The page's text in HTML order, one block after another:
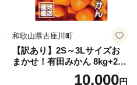
和歌山県古座川町
【訳あり】2S～3Lサイズお
まかせ！有田みかん 8kg+2kg
保証分 11月から12月下旬ま
10,000円